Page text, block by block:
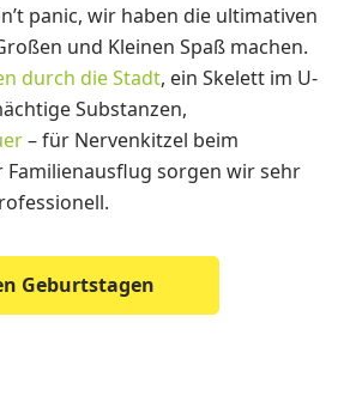
panic, wir haben die ultimativen
und Kleinen Spaß machen.
durch die Stadt, ein Skelett im U-
Substanzen,
– für Nervenkitzel beim
Familienausflug sorgen wir sehr
Geburtstagen